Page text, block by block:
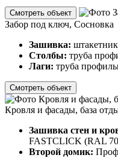
Смотреть объект
Забор под ключ, Сосновка
Зашивка:
Столбы: труба
Лаги: труба
Смотреть объект
Кровля и фасады, база
Зашивка стен и
FASTCLICK (RAL
Второй домик: